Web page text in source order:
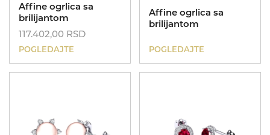
Affine ogrlica sa
brilijantom
117.402,00 RSD
POGLEDAJTE
Affine ogrlica sa
brilijantom
POGLEDAJTE